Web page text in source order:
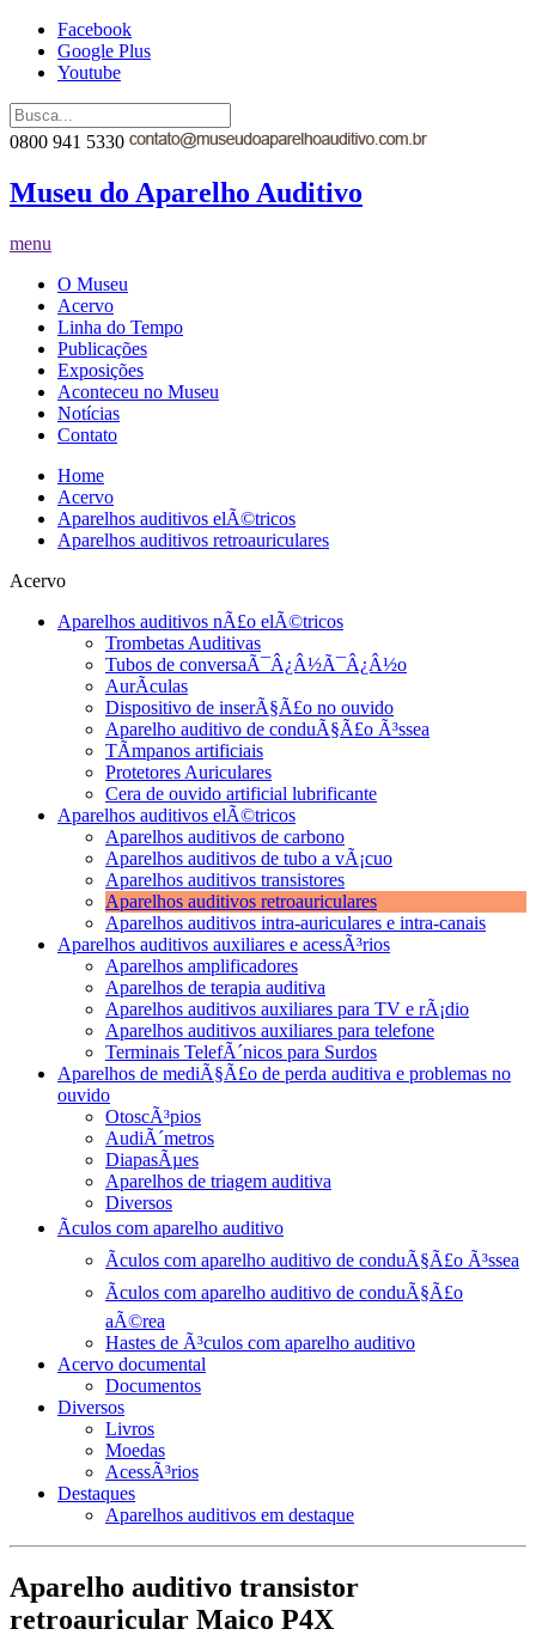
Facebook
Google Plus
Youtube
0800 941 5330
Museu do Aparelho Auditivo
menu
O Museu
Acervo
Linha do Tempo
Publicações
Exposições
Aconteceu no Museu
Notícias
Contato
Home
Acervo
Aparelhos auditivos elÃ©tricos
Aparelhos auditivos retroauriculares
Acervo
Aparelhos auditivos nÃ£o elÃ©tricos
Trombetas Auditivas
Tubos de conversaÃ¯Â¿Â½Ã¯Â¿Â½o
AurÃ­culas
Dispositivo de inserÃ§Ã£o no ouvido
Aparelho auditivo de conduÃ§Ã£o Ã³ssea
TÃ­mpanos artificiais
Protetores Auriculares
Cera de ouvido artificial lubrificante
Aparelhos auditivos elÃ©tricos
Aparelhos auditivos de carbono
Aparelhos auditivos de tubo a vÃ¡cuo
Aparelhos auditivos transistores
Aparelhos auditivos retroauriculares
Aparelhos auditivos intra-auriculares e intra-canais
Aparelhos auditivos auxiliares e acessÃ³rios
Aparelhos amplificadores
Aparelhos de terapia auditiva
Aparelhos auditivos auxiliares para TV e rÃ¡dio
Aparelhos auditivos auxiliares para telefone
Terminais TelefÃ´nicos para Surdos
Aparelhos de mediÃ§Ã£o de perda auditiva e problemas no
ouvido
OtoscÃ³pios
AudiÃ´metros
DiapasÃµes
Aparelhos de triagem auditiva
Diversos
Ãculos com aparelho auditivo
Ãculos com aparelho auditivo de conduÃ§Ã£o Ã³ssea
Ãculos com aparelho auditivo de conduÃ§Ã£o
aÃ©rea
Hastes de Ã³culos com aparelho auditivo
Acervo documental
Documentos
Diversos
Livros
Moedas
AcessÃ³rios
Destaques
Aparelhos auditivos em destaque
Aparelho auditivo transistor
retroauricular Maico P4X